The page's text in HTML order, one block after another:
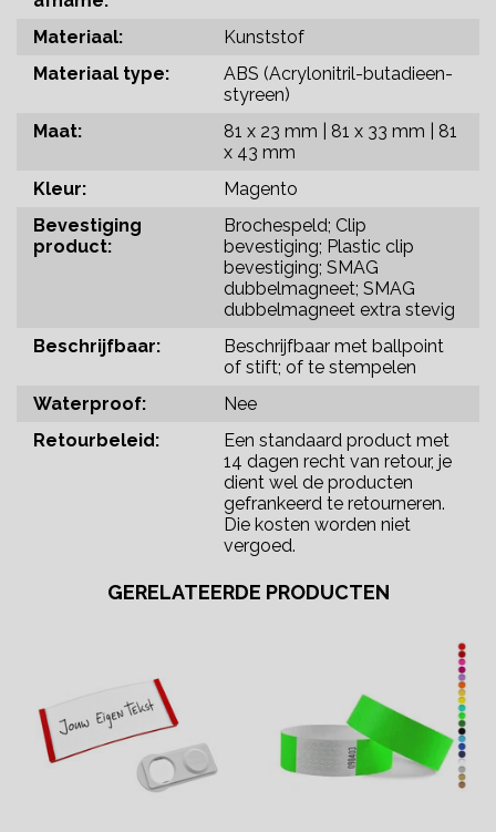
Materiaal:
Kunststof
Materiaal type:
ABS (Acrylonitril-butadieen-
styreen)
Maat:
81 x 23 mm | 81 x 33 mm | 81
x 43 mm
Kleur:
Magento
Bevestiging
product:
Brochespeld; Clip
bevestiging; Plastic clip
bevestiging; SMAG
dubbelmagneet; SMAG
dubbelmagneet extra stevig
Beschrijfbaar:
Beschrijfbaar met ballpoint
of stift; of te stempelen
Waterproof:
Nee
Retourbeleid:
Een standaard product met
14 dagen recht van retour, je
dient wel de producten
gefrankeerd te retourneren.
Die kosten worden niet
vergoed.
GERELATEERDE PRODUCTEN